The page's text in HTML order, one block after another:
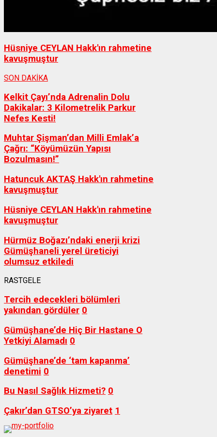
Hüsniye CEYLAN Hakk'ın rahmetine
kavuşmuştur
SON DAKİKA
Kelkit Çayı’nda Adrenalin Dolu
Dakikalar: 3 Kilometrelik Parkur
Nefes Kesti!
Muhtar Şişman’dan Milli Emlak’a
Çağrı: “Köyümüzün Yapısı
Bozulmasın!”
Hatuncuk AKTAŞ Hakk'ın rahmetine
kavuşmuştur
Hüsniye CEYLAN Hakk'ın rahmetine
kavuşmuştur
Hürmüz Boğazı’ndaki enerji krizi
Gümüşhaneli yerel üreticiyi
olumsuz etkiledi
RASTGELE
Tercih edecekleri bölümleri
yakından gördüler 0
Gümüşhane’de Hiç Bir Hastane O
Yetkiyi Alamadı 0
Gümüşhane’de ‘tam kapanma’
denetimi 0
Bu Nasıl Sağlık Hizmeti? 0
Çakır’dan GTSO’ya ziyaret 1